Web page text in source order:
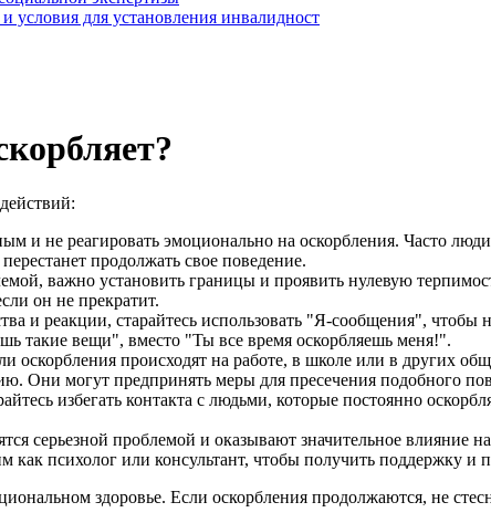
условия для установления инвалидност
и не реагировать эмоционально на оскорбления. Часто
продолжать свое поведение.
важно установить границы и проявить нулевую
он не прекратит.
и реакции, старайтесь использовать "Я-сообщения", чтобы
такие вещи", вместо "Ты все время оскорбляешь меня!".
оскорбления происходят на работе, в школе или в других
Они могут предпринять меры для пресечения подобного
избегать контакта с людьми, которые постоянно
серьезной проблемой и оказывают значительное влияние
как психолог или консультант, чтобы получить поддержку
здоровье. Если оскорбления продолжаются, не